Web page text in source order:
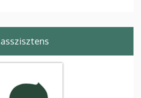
asszisztens